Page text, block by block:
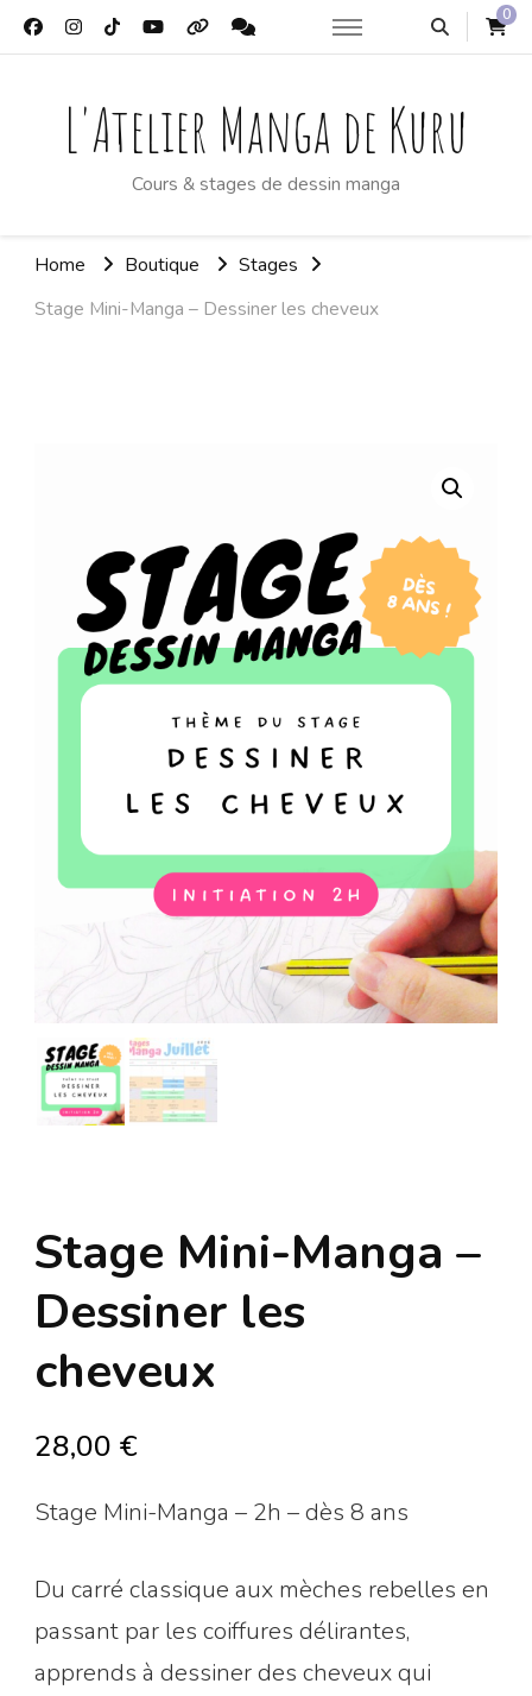
0
L'Atelier Manga de Kuru
Cours & stages de dessin manga
Home Boutique
Stages
Stage Mini-Manga – Dessiner les cheveux
Stage Mini-Manga –
Dessiner les
cheveux
28,00 €
Stage Mini-Manga – 2h – dès 8 ans
Du carré classique aux mèches rebelles en
passant par les coiffures délirantes,
apprends à dessiner des cheveux qui